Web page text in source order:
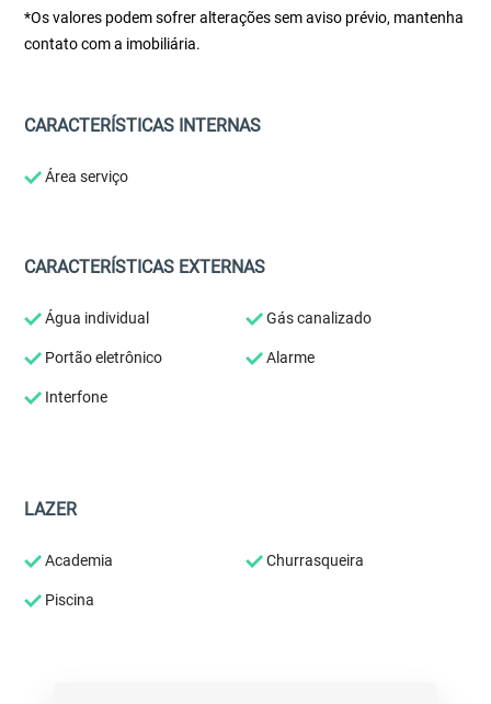
*Os valores podem sofrer alterações sem aviso prévio, mantenha
contato com a imobiliária.
CARACTERÍSTICAS INTERNAS
Área serviço
CARACTERÍSTICAS EXTERNAS
Água individual Gás canalizado
Portão eletrônico Alarme
Interfone
LAZER
Academia Churrasqueira
Piscina